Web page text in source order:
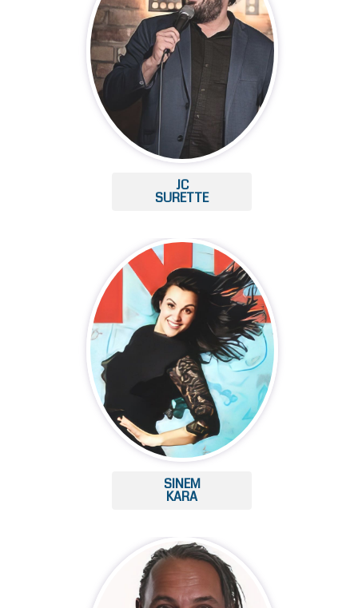
JC
SURETTE
SINEM
KARA